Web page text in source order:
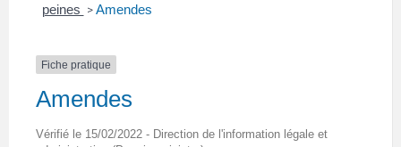
peines > Amendes
Fiche pratique
Amendes
Vérifié le 15/02/2022 - Direction de l'information légale et